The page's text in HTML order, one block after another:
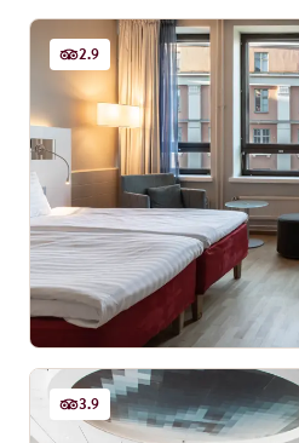
2.9
3.9